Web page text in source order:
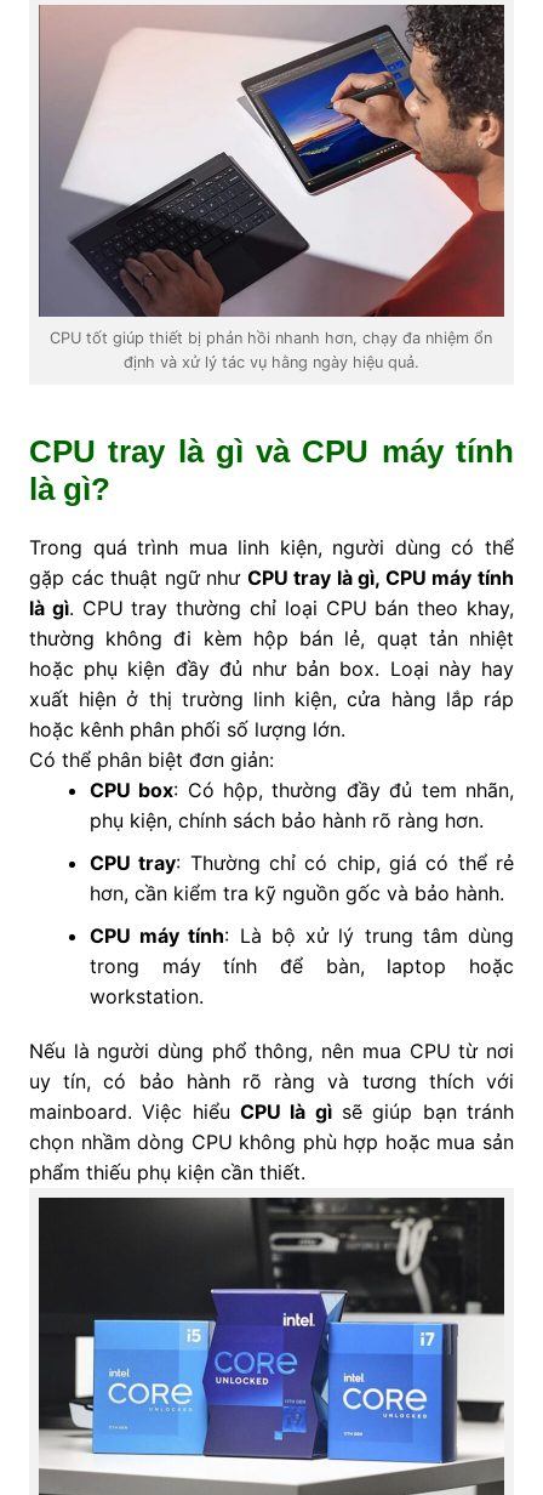
CPU tốt giúp thiết bị phản hồi nhanh hơn, chạy đa nhiệm ổn
định và xử lý tác vụ hằng ngày hiệu quả.
CPU tray là gì và CPU máy tính
là gì?
Trong quá trình mua linh kiện, người dùng có thể
gặp các thuật ngữ như CPU tray là gì, CPU máy tính
là gì. CPU tray thường chỉ loại CPU bán theo khay,
thường không đi kèm hộp bán lẻ, quạt tản nhiệt
hoặc phụ kiện đầy đủ như bản box. Loại này hay
xuất hiện ở thị trường linh kiện, cửa hàng lắp ráp
hoặc kênh phân phối số lượng lớn.
Có thể phân biệt đơn giản:
CPU box: Có hộp, thường đầy đủ tem nhãn,
phụ kiện, chính sách bảo hành rõ ràng hơn.
CPU tray: Thường chỉ có chip, giá có thể rẻ
hơn, cần kiểm tra kỹ nguồn gốc và bảo hành.
CPU máy tính: Là bộ xử lý trung tâm dùng
trong máy tính để bàn, laptop hoặc
workstation.
Nếu là người dùng phổ thông, nên mua CPU từ nơi
uy tín, có bảo hành rõ ràng và tương thích với
mainboard. Việc hiểu CPU là gìsẽ giúp bạn tránh
chọn nhầm dòng CPU không phù hợp hoặc mua sản
phẩm thiếu phụ kiện cần thiết.